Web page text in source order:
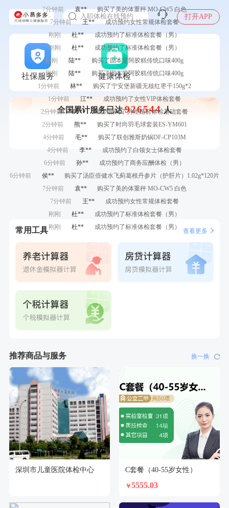
入职体检在线预约
甲状腺癌怎么筛查
打开APP
社保服务 健康体检
全国累计服务已达 926544 人
7分钟前 袁**
购买了美的体重秤 MO-CW5 白色
7分钟前
王**
成功预约女性常规体检套餐
刚刚
杜**
成功预约了标准体检套餐（男）
刚刚
杜**
成功预约了标准体检套餐（男）
刚刚
陆**
购买了固本堂阿胶糕传统口味400g
刚刚
陆**
购买了固本堂阿胶糕传统口味400g
1分钟前
林**
购买了宁安堡新疆无核红枣干150g*2
1分钟前
江**
成功预约了女性VIP体检套餐
2分钟前
叶**
成功预约了男性婚前体检基础套餐
2分钟前
熊**
购买了时尚羽毛球套装ES-YM601
4分钟前
毛**
购买了联创雅斯奶锅DF-CP103M
4分钟前
李**
成功预约了白领女士体检套餐
6分钟前
孙**
成功预约了商务应酬体检（男）
6分钟前
侯**
购买了汤臣倍健水飞蓟葛根丹参片（护肝片）1.02g*120片
7分钟前
袁**
购买了美的体重秤 MO-CW5 白色
7分钟前
王**
成功预约女性常规体检套餐
刚刚
杜**
成功预约了标准体检套餐（男）
刚刚
杜** 成功预约了标准体检套餐（男）
常用工具 查看更多
推荐商品与服务 换一换
深圳市儿童医院体检中心 C套餐（40-55岁女性）
￥5555.03